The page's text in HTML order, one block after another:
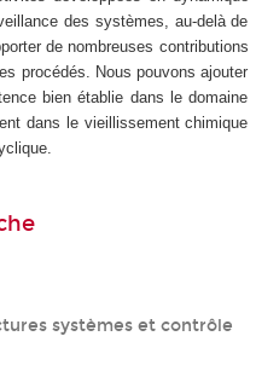
des systèmes, au-delà de
de nombreuses contributions
procédés. Nous pouvons ajouter
bien établie dans le domaine
dans le vieillissement chimique
systèmes et contrôle